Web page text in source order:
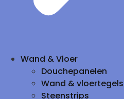
Wand & Vloer
Douchepanelen
Wand & vloertegels
Steenstrips